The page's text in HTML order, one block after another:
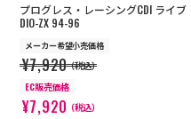
プログレス・レーシングCDI ライブ
DIO-ZX 94-96
メーカー希望小売価格
¥7,920（税込）
EC販売価格
¥7,920（税込）